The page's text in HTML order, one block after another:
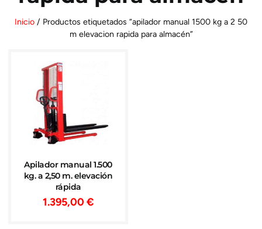
Inicio / Productos etiquetados “apilador manual 1500 kg a 2 50
m elevacion rapida para almacén”
Apilador manual 1.500
kg. a 2,50 m. elevación
rápida
1.395,00 €